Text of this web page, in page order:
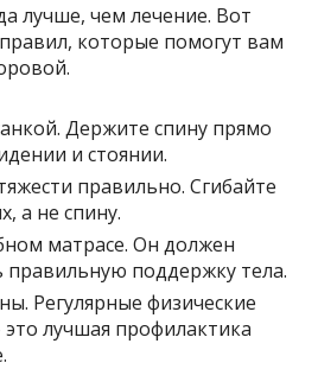
лучше, чем лечение. Вот
которые помогут вам
Держите спину прямо
и стоянии.
правильно. Сгибайте
а не спину.
матрасе. Он должен
правильную поддержку тела.
Регулярные физические
лучшая профилактика